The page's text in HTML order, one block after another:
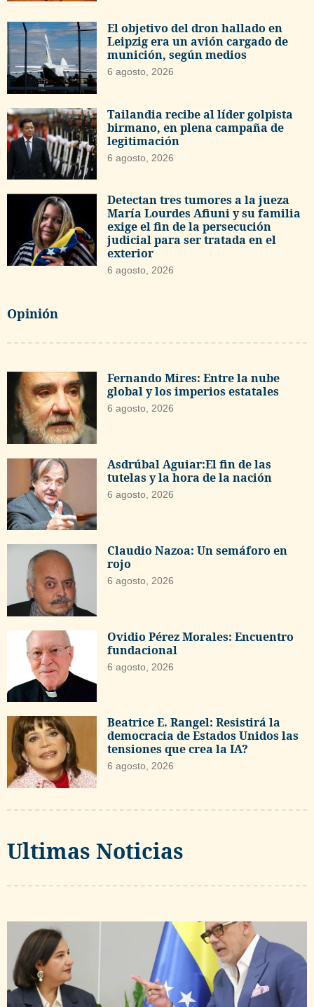
El objetivo del dron hallado en
Leipzig era un avión cargado de
munición, según medios
6 agosto, 2026
Tailandia recibe al líder golpista
birmano, en plena campaña de
legitimación
6 agosto, 2026
Detectan tres tumores a la jueza
María Lourdes Afiuni y su familia
exige el fin de la persecución
judicial para ser tratada en el
exterior
6 agosto, 2026
Opinión
Fernando Mires: Entre la nube
global y los imperios estatales
6 agosto, 2026
Asdrúbal Aguiar:El fin de las
tutelas y la hora de la nación
6 agosto, 2026
Claudio Nazoa: Un semáforo en
rojo
6 agosto, 2026
Ovidio Pérez Morales: Encuentro
fundacional
6 agosto, 2026
Beatrice E. Rangel: Resistirá la
democracia de Estados Unidos las
tensiones que crea la IA?
6 agosto, 2026
Ultimas Noticias